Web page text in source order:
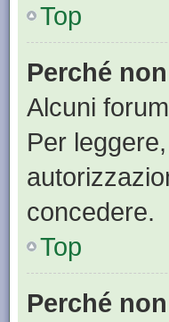
Top
Perché
Alcuni
Per
concedere.
Top
Perché